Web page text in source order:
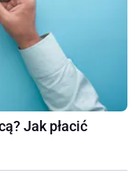
Jak płacić